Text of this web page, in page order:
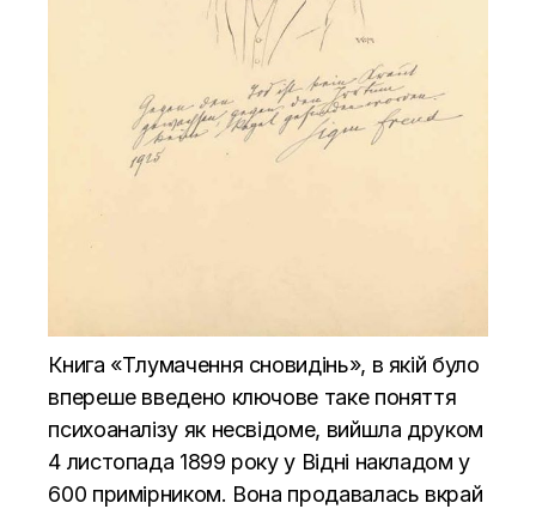
Книга «Тлумачення сновидінь», в якій було
впереше введено ключове таке поняття
психоаналізу як несвідоме, вийшла друком
4 листопада 1899 року у Відні накладом у
600 примірником. Вона продавалась вкрай